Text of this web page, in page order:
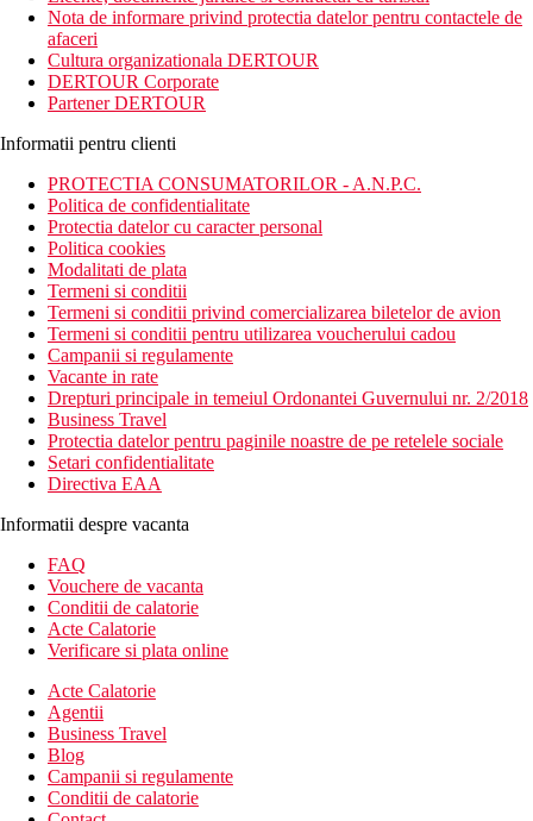
de camere spatioase si are amenajata o suprafata de 350 ha care
beneficiaza de paza.
Distanta
Plaja: la aproximativ 1.6 km
Centru: la aproximativ 3 km
Restaurante, baruri si cafenele: in apropiere
Descrierea camerei
Camerele beneficiaza de:
Articole de toaleta gratuite
Halat de baie
Toaleta
Cada sau dus
Uscator de par
Birou
Seif
Etaje superioare accesibile cu liftul
TV cu ecran plat
Serviciu de trezire
Uscator de rufe
Prosoape
Intreaga unitate accesibila cu scaunul cu rotile
Zona de relaxare
TV
Frigider
Lenjerie de pat
Cana fierbator
Uscator de haine
Garderoba sau dulap
Scaun inalt pentru copii
Suport de haine
Nota de informare privind protectia datelor pentru contactele de
afaceri
Cultura organizationala DERTOUR
DERTOUR Corporate
Partener DERTOUR
Informatii pentru clienti
PROTECTIA CONSUMATORILOR - A.N.P.C.
Politica de confidentialitate
Protectia datelor cu caracter personal
Politica cookies
Modalitati de plata
Termeni si conditii
Termeni si conditii privind comercializarea biletelor de avion
Termeni si conditii pentru utilizarea voucherului cadou
Campanii si regulamente
Vacante in rate
Drepturi principale in temeiul Ordonantei Guvernului nr. 2/2018
Business Travel
Protectia datelor pentru paginile noastre de pe retelele sociale
Setari confidentialitate
Directiva EAA
Informatii despre vacanta
FAQ
Vouchere de vacanta
Conditii de calatorie
Acte Calatorie
Verificare si plata online
Acte Calatorie
Agentii
Business Travel
Blog
Campanii si regulamente
Conditii de calatorie